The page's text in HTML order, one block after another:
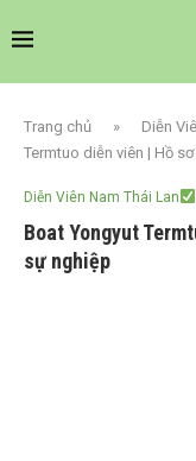
Trang chủ » Diễn
Termtuo diễn viên | Hồ
Diễn Viên Nam Thái Lan
Boat Yongyut
sự nghiệp